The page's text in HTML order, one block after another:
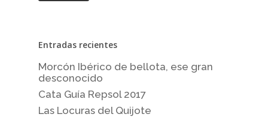
Entradas recientes
Morcón Ibérico de bellota, ese gran
desconocido
Cata Guía Repsol 2017
Las Locuras del Quijote